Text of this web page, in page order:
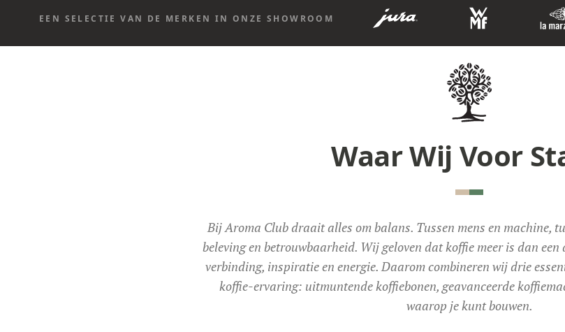
EEN SELECTIE VAN DE MERKEN IN ONZE SHOWROOM
Waar Wij Voor
Bij Aroma Club draait alles om balans. Tussen mens en machine,
beleving en betrouwbaarheid. Wij geloven dat koffie meer is dan
verbinding, inspiratie en energie. Daarom combineren wij drie
koffie-ervaring: uitmuntende koffiebonen, geavanceerde
waarop je kunt bouwen.